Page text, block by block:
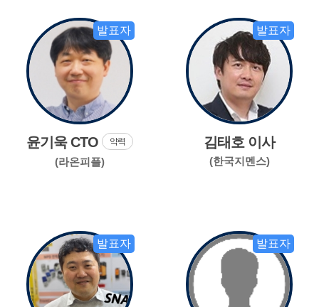
발표자
윤기욱 CTO 약력
(라온피플)
발표자
김태호 이사
(한국지멘스)
발표자 발표자